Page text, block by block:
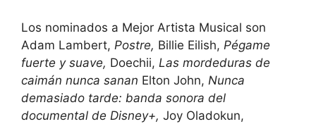
Los nominados a Mejor Artista Musical son
Adam Lambert, Postre, Billie Eilish, Pégame
fuerte y suave, Doechii, Las mordeduras de
caimán nunca sanan Elton John, Nunca
demasiado tarde: banda sonora del
documental de Disney+, Joy Oladokun,